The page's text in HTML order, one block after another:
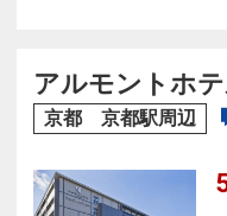
アルモントホ
京都 京都駅周辺